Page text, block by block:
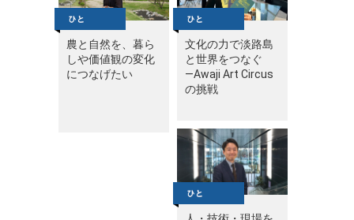
農と自然を、暮ら
しや価値観の変化
につなげたい
文化の力で淡路島
と世界をつなぐ
—Awaji Art Circus
の挑戦